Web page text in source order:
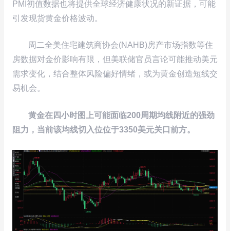
PMI初值数据也将提供全球经济健康状况的新证据，可能
引发现货黄金价格波动。
周二全美住宅建筑商协会(NAHB)房产市场指数等住
房数据对金价影响有限，但美联储官员言论可能推动美元
需求变化，结合整体风险偏好情绪，或为黄金创造短线交
易机会。
黄金在四小时图上可能面临200周期均线附近的强劲
阻力，当前该均线切入位位于3350美元关口前方。